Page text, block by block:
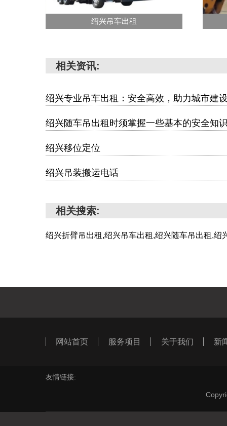
绍兴吊车出租
相关资讯:
绍兴专业吊车出租：安全高效，助力城市建
绍兴随车吊出租时须掌握一些基本的安全知
绍兴移位定位
绍兴吊装搬运电话
相关搜索:
绍兴折臂吊出租,绍兴吊车出租,绍兴随车吊出租,
网站首页 服务项目 关于我们 新
友情链接: